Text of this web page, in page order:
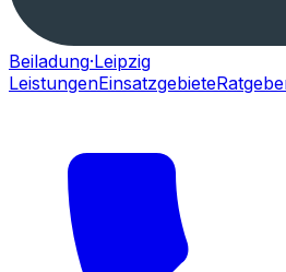
Beiladung·Leipzig
LeistungenEinsatzgebiete